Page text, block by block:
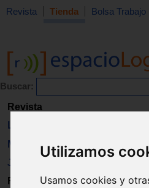
Utilizamos
Usamos cookies y
Revista Tienda Bolsa Trabajo
Buscar:
Revista
Libros
Material
Juguetes
Formación